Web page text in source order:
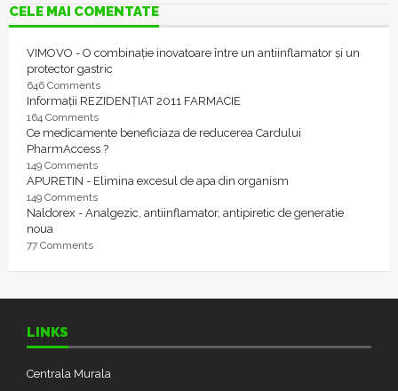
CELE MAI COMENTATE
VIMOVO - O combinație inovatoare între un antiinflamator și un
protector gastric
646 Comments
Informații REZIDENȚIAT 2011 FARMACIE
164 Comments
Ce medicamente beneficiaza de reducerea Cardului
PharmAccess ?
149 Comments
APURETIN - Elimina excesul de apa din organism
149 Comments
Naldorex - Analgezic, antiinflamator, antipiretic de generatie
noua
77 Comments
LINKS
Centrala Murala